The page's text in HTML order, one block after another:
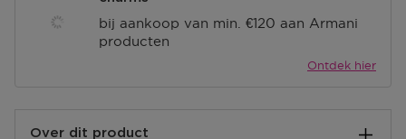
bij aankoop van min. €120 aan Armani
producten
Ontdek hier
Over dit product